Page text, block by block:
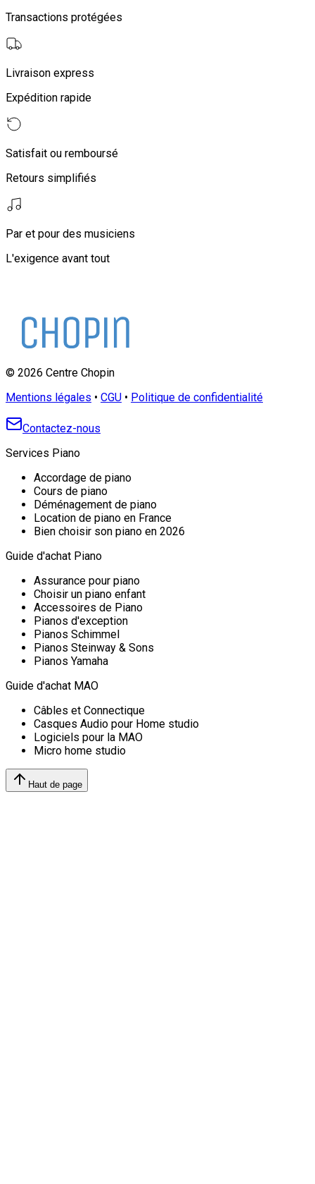
Transactions protégées
Livraison express
Expédition rapide
Satisfait ou remboursé
Retours simplifiés
Par et pour des musiciens
L'exigence avant tout
© 2026 Centre Chopin
Mentions légales • CGU • Politique de confidentialité
Contactez-nous
Services Piano
Accordage de piano
Cours de piano
Déménagement de piano
Location de piano en France
Bien choisir son piano en 2026
Guide d'achat Piano
Assurance pour piano
Choisir un piano enfant
Accessoires de Piano
Pianos d'exception
Pianos Schimmel
Pianos Steinway & Sons
Pianos Yamaha
Guide d'achat MAO
Câbles et Connectique
Casques Audio pour Home studio
Logiciels pour la MAO
Micro home studio
Haut de page